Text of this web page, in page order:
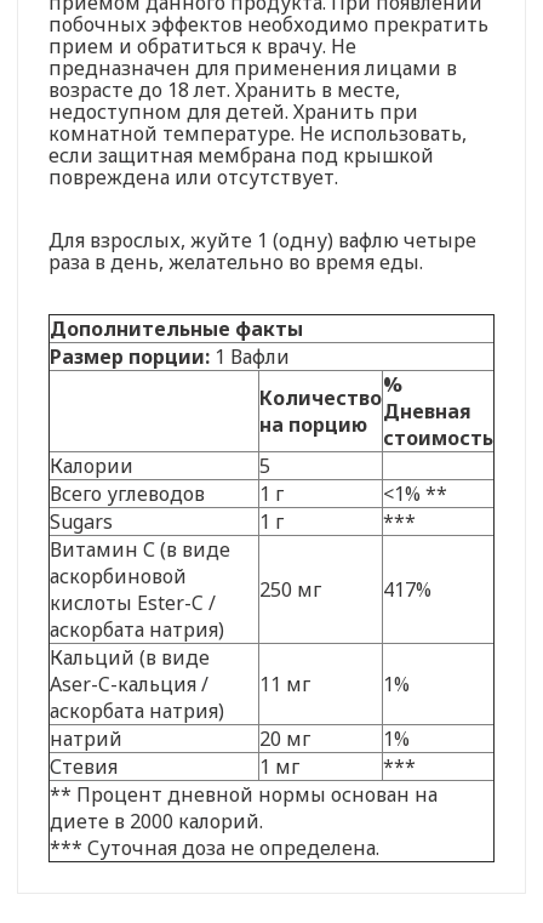
побочных эффектов необходимо прекратить
прием и обратиться к врачу. Не
предназначен для применения лицами в
возрасте до 18 лет. Хранить в месте,
недоступном для детей. Хранить при
комнатной температуре. Не использовать,
если защитная мембрана под крышкой
повреждена или отсутствует.
Для взрослых, жуйте 1 (одну) вафлю четыре
раза в день, желательно во время еды.
Дополнительные факты
Размер порции: 1 Вафли
Количество
на порцию
%
Дневная
стоимость
Калории
5
Всего углеводов
1 г
<1% **
Sugars
1 г
***
Витамин С (в виде
аскорбиновой
кислоты Ester-C /
аскорбата натрия)
250 мг 417%
Кальций (в виде
Aser-C-кальция /
аскорбата натрия)
11 мг 1%
натрий 20 мг
1%
Стевия
1 мг
***
** Процент дневной нормы основан на
диете в 2000 калорий.
*** Суточная доза не определена.